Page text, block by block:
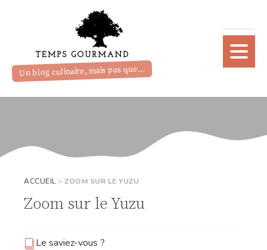
Un blog culinaire, mais pas que...
ACCUEIL> ZOOM SUR LE YUZU
Zoom sur le Yuzu
Le saviez-vous ?